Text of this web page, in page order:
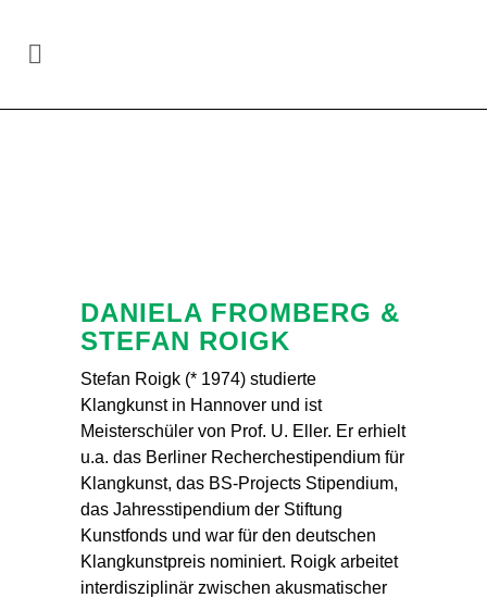
DANIELA FROMBERG &
STEFAN ROIGK
Stefan Roigk (* 1974) studierte
Klangkunst in Hannover und ist
Meisterschüler von Prof. U. Eller. Er erhielt
u.a. das Berliner Recherchestipendium für
Klangkunst, das BS-Projects Stipendium,
das Jahresstipendium der Stiftung
Kunstfonds und war für den deutschen
Klangkunstpreis nominiert. Roigk arbeitet
interdisziplinär zwischen akusmatischer